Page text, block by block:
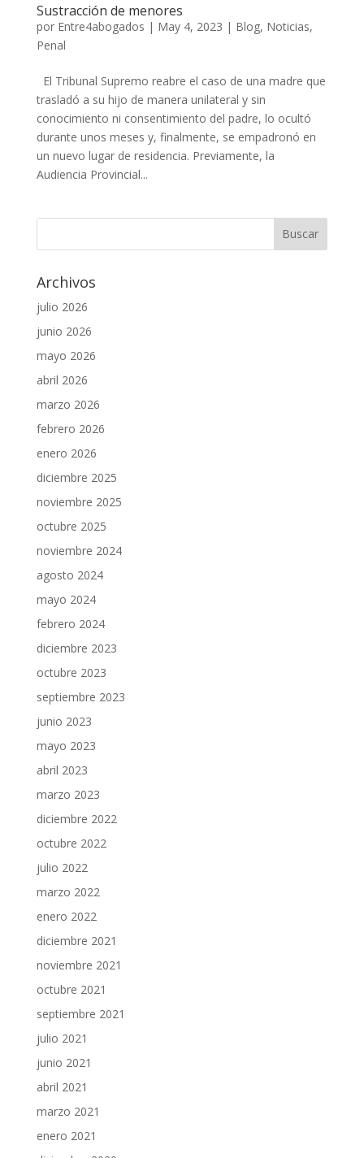
Sustracción de menores
por Entre4abogados | May 4, 2023 | Blog, Noticias,
Penal
El Tribunal Supremo reabre el caso de una madre que
trasladó a su hijo de manera unilateral y sin
conocimiento ni consentimiento del padre, lo ocultó
durante unos meses y, finalmente, se empadronó en
un nuevo lugar de residencia. Previamente, la
Audiencia Provincial...
Archivos
julio 2026
junio 2026
mayo 2026
abril 2026
marzo 2026
febrero 2026
enero 2026
diciembre 2025
noviembre 2025
octubre 2025
noviembre 2024
agosto 2024
mayo 2024
febrero 2024
diciembre 2023
octubre 2023
septiembre 2023
junio 2023
mayo 2023
abril 2023
marzo 2023
diciembre 2022
octubre 2022
julio 2022
marzo 2022
enero 2022
diciembre 2021
noviembre 2021
octubre 2021
septiembre 2021
julio 2021
junio 2021
abril 2021
marzo 2021
enero 2021